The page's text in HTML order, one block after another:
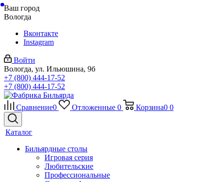
Ваш город
Вологда
Вконтакте
Instagram
Войти
Вологда, ул. Ильюшина, 9б
+7 (800) 444-17-52
+7 (800) 444-17-52
Сравнение0 Отложенные 0 Корзина0 0
Каталог
Бильярдные столы
Игровая серия
Любительские
Профессиональные